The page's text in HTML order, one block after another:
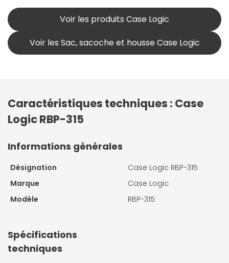
Voir les produits Case Logic
Voir les Sac, sacoche et housse Case Logic
Caractéristiques techniques : Case
Logic RBP-315
Informations générales
Désignation
Case Logic RBP-315
Marque
Case Logic
Modèle
RBP-315
Spécifications
techniques